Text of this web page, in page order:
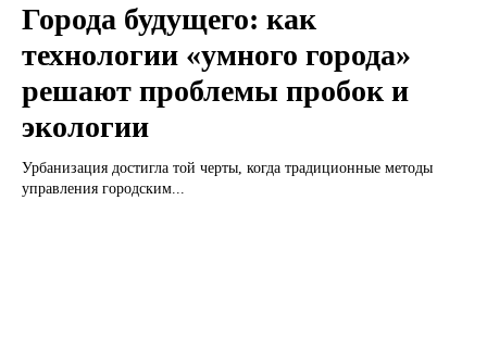
Города будущего: как
технологии «умного города»
решают проблемы пробок и
экологии
Урбанизация достигла той черты, когда традиционные методы
управления городским...